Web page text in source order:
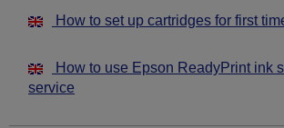
How to set up cartridges for first
How to use Epson ReadyPrint ink
service